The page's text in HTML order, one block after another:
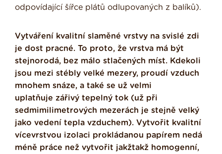
odpovídající šířce plátů odlupovaných z balíků).
Vytváření kvalitní slaměné vrstvy na svislé zdi
je dost pracné. To proto, že vrstva má být
stejnorodá, bez málo stlačených míst. Kdekoli
jsou mezi stébly velké mezery, proudí vzduch
mnohem snáze, a také se už velmi
uplatňuje zářivý tepelný tok (už při
sedmimilimetrových mezerách je stejně velký
jako vedení tepla vzduchem). Vytvořit kvalitní
vícevrstvou izolaci prokládanou papírem nedá
méně práce než vytvořit jakžtakž homogenní,